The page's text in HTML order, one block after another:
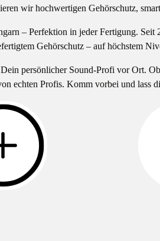
wir hochwertigen Gehörschutz,
– Perfektion in jeder Fertigung.
Gehörschutz – auf höchstem
persönlicher Sound-Profi vor Ort.
echten Profis. Komm vorbei und lass